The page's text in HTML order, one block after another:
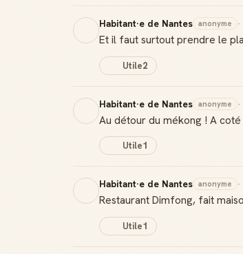
Habitant·e de Nantes anonyme
Et il faut surtout prendre le
Utile2
Habitant·e de Nantes anonyme
Au détour du mékong ! A
Utile1
Habitant·e de Nantes anonyme
Restaurant Dimfong, fait
Utile1